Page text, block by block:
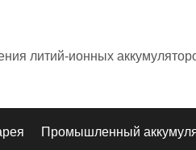
литий-ионных
Промышленный